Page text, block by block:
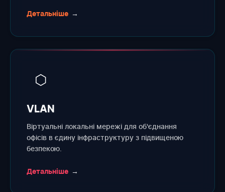
Детальніше →
⬡
VLAN
Віртуальні локальні мережі для об'єднання
офісів в єдину інфраструктуру з підвищеною
безпекою.
Детальніше →